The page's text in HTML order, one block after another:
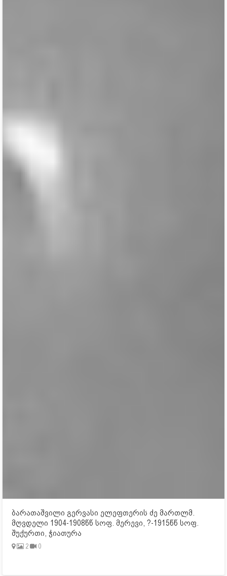
ბარათაშვილი გერვასი ელეფთერის ძე მართლმ.
მღვდელი 1904-1908წწ სოფ. მერევი, ?-1915წწ სოფ.
შუქურთი, ჭიათურა
2 0